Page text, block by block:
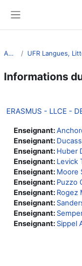
Accueil
Informations
ERASMUS - LLCE -
Enseignant:
Enseignant:
Enseignant: Huber
Enseignant: Levick
Enseignant: Moore
Enseignant: Puzzo
Enseignant: Rogez
Enseignant:
Enseignant:
Enseignant: Sippel